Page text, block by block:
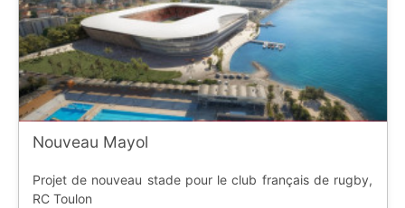
Nouveau Mayol
Projet de nouveau stade pour le club français de rugby,
RC Toulon